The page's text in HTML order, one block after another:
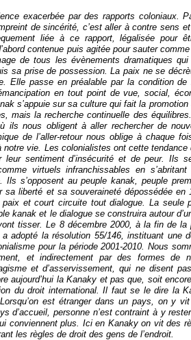
exacerbée par des rapports coloniaux.
de sincérité, c’est aller à contre sens
liée à ce rapport, légalisée pour
contenue puis agitée pour sauter
de tous les évènements dramatiques
sa prise de possession. La paix ne se
Elle passe en préalable par la condition de
en tout point de vue, social,
s’appuie sur sa culture qui fait la promotion
mais la recherche continuelle des
ils nous obligent à aller rechercher de
de l’aller-retour nous oblige à chaque
notre vie. Les colonialistes ont cette tendance
sentiment d’insécurité et de peur. Ils
virtuels infranchissables en
s’opposent au peuple kanak, peuple
sa liberté et sa souveraineté dépossédée en
et court circuite tout dialogue. La seule
kanak et le dialogue se construira autour
tisser. Le 8 décembre 2000, à la fin de la
adopté la résolution 55/146, instituant une
pour la période 2001-2010. Nous
et indirectement par des formes de
et d’asservissement, qui ne disent
aujourd’hui la Kanaky et pas que, soit
du droit international. Il faut se le dire la
est étranger dans un pays, on y
d’accueil, personne n’est contraint à y
conviennent plus. Ici en Kanaky on vit des
les règles de droit des gens de l’endroit.